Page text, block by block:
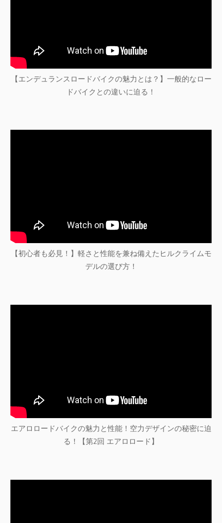
【エンデュランスロードバイクの魅力とは？】一般的なロー
ドバイクとの違いに迫る！
【初心者も必見！】軽さと性能を兼ね備えたヒルクライムモ
デルの選び方！
エアロロードバイクの魅力と性能！空力デザインの秘密に迫
る！【第2回 エアロロード】